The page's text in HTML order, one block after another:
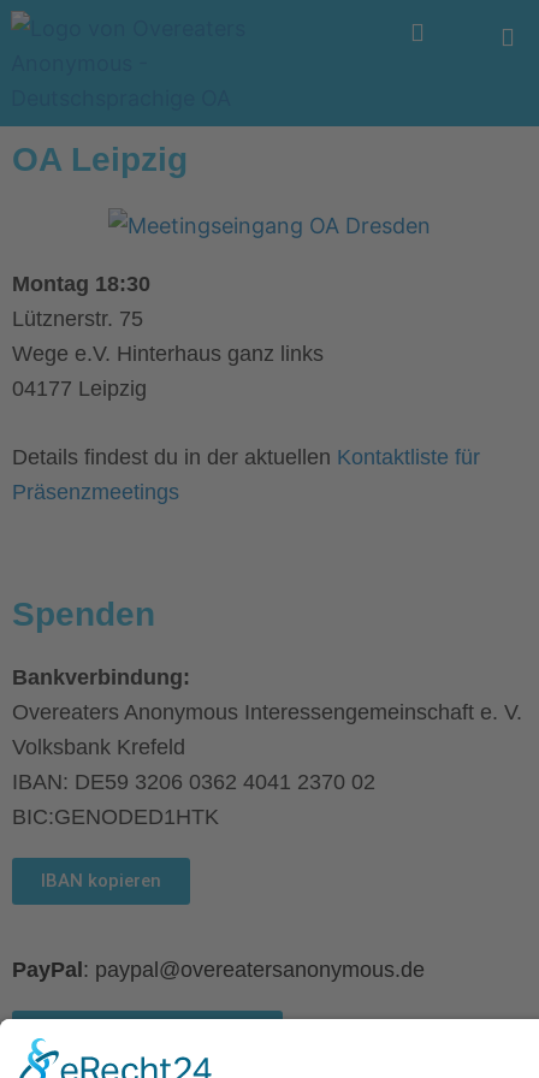
Zum
Menü
OA Leipzig
Montag 18:30
Lütznerstr. 75
Wege e.V. Hinterhaus ganz links
04177 Leipzig
Details findest du in der aktuellen Kontaktliste für
Präsenzmeetings
Spenden
Bankverbindung:
Overeaters Anonymous Interessengemeinschaft e. V.
Volksbank Krefeld
IBAN: DE59 3206 0362 4041 2370 02
BIC:GENODED1HTK
IBAN kopieren
PayPal: paypal@overeatersanonymous.de
PayPal-Adresse kopieren